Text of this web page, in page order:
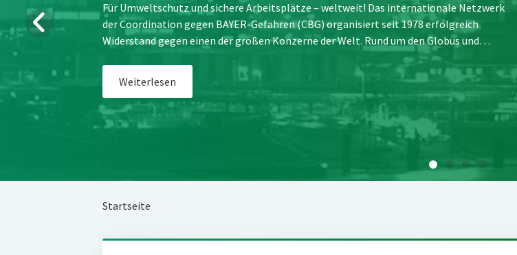
Für Umweltschutz und sichere Arbeitsplätze – weltweit! Das internationale Netzwerk
der Coordination gegen BAYER-Gefahren (CBG) organisiert seit 1978 erfolgreich
Widerstand gegen einen der großen Konzerne der Welt. Rund um den Globus und…
Weiterlesen
Startseite